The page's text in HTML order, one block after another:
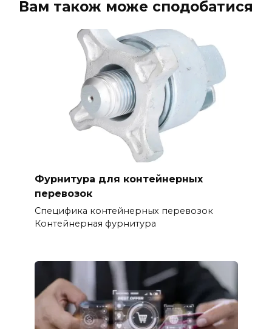
Вам також може сподобатися
Фурнитура для контейнерных
перевозок
Специфика контейнерных перевозок
Контейнерная фурнитура